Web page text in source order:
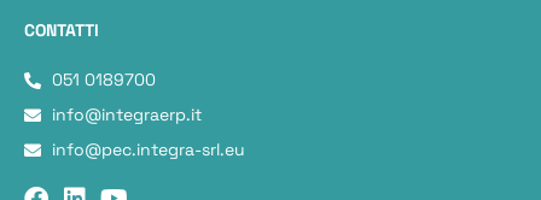
CONTATTI
051 0189700
info@integraerp.it
info@pec.integra-srl.eu